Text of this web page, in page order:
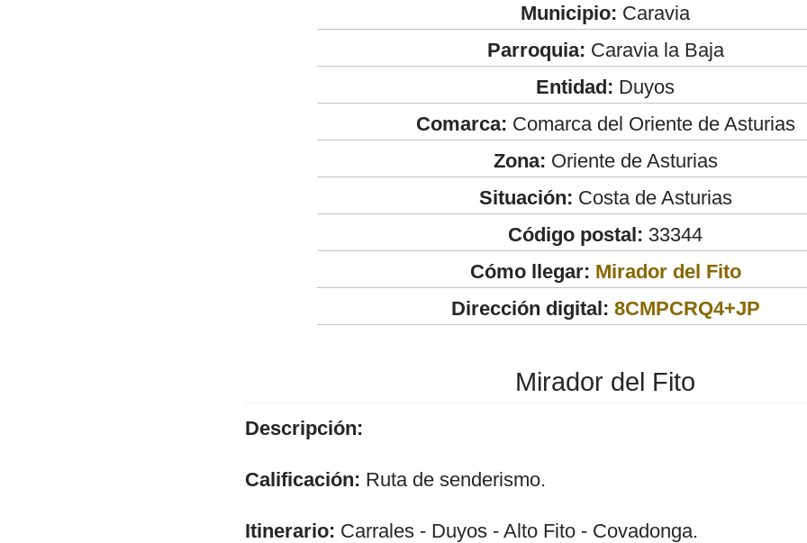
Municipio: Caravia
Parroquia: Caravia la Baja
Entidad: Duyos
Comarca: Comarca del Oriente de Asturias
Zona: Oriente de Asturias
Situación: Costa de Asturias
Código postal: 33344
Cómo llegar: Mirador del Fito
Dirección digital: 8CMPCRQ4+JP
Mirador del Fito
Descripción:
Calificación: Ruta de senderismo.
Itinerario: Carrales - Duyos - Alto Fito - Covadonga.